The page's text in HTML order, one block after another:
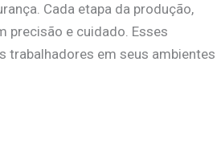
Cada etapa da produção,
precisão e cuidado. Esses
trabalhadores em seus ambientes